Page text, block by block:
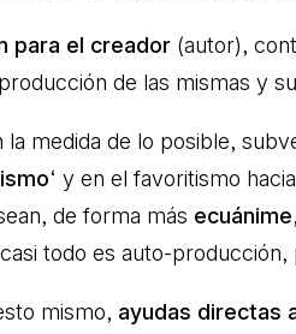
para el creador (autor),
de las mismas y
la medida de lo posible,
‘ y en el favoritismo
de forma más ecuánime,
todo es auto-
mismo, ayudas directas